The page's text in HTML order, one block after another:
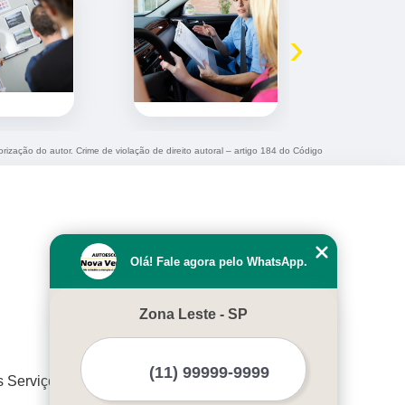
›
Olá! Fale agora pelo WhatsApp.
Zona Leste - SP